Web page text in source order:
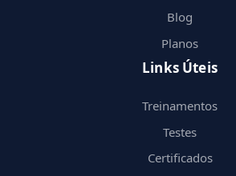
Blog
Planos
Links Úteis
Treinamentos
Testes
Certificados